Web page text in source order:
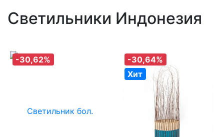
Светильники Индонезия
-30,62%
-30,64%
Хит